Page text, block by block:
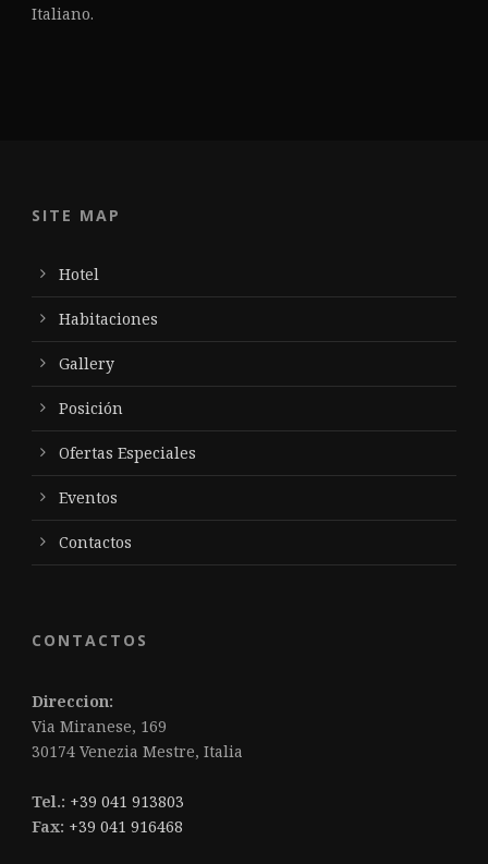
Italiano.
SITE MAP
Hotel
Habitaciones
Gallery
Posición
Ofertas Especiales
Eventos
Contactos
CONTACTOS
Direccion:
Via Miranese, 169
30174 Venezia Mestre, Italia
Tel.: +39 041 913803
Fax: +39 041 916468